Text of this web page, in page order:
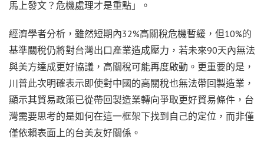
馬上發文？危機處理才是重點」。
經濟學者分析，雖然短期內32%高關稅危機暫緩，但10%的
基準關稅仍將對台灣出口產業造成壓力，若未來90天內無法
與美方達成更好協議，高關稅可能再度啟動。更重要的是，
川普此次明確表示即使對中國的高關稅也無法帶回製造業，
顯示其貿易政策已從帶回製造業轉向爭取更好貿易條件，台
灣需要思考的是如何在這一框架下找到自己的定位，而非僅
僅依賴表面上的台美友好關係。